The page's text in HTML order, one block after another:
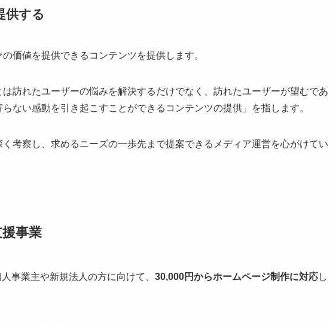
供する
価値を提供できるコンテンツを提供します。
は訪れたユーザーの悩みを解決するだけでなく、訪れたユーザーが望むであ
ない感動を引き起こすことができるコンテンツの提供」を指します。
考察し、求めるニーズの一歩先まで提案できるメディア運営を心がけてい
事業
事業主や新規法人の方に向けて、 30,000円からホームページ制作に対応し